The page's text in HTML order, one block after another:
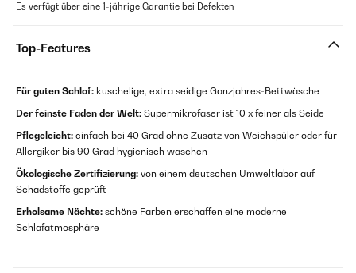
Es verfügt über eine 1-jährige Garantie bei Defekten
Top-Features
Für guten Schlaf: kuschelige, extra seidige Ganzjahres-Bettwäsche
Der feinste Faden der Welt: Supermikrofaser ist 10 x feiner als Seide
Pflegeleicht: einfach bei 40 Grad ohne Zusatz von Weichspüler oder für
Allergiker bis 90 Grad hygienisch waschen
Ökologische Zertifizierung: von einem deutschen Umweltlabor auf
Schadstoffe geprüft
Erholsame Nächte: schöne Farben erschaffen eine moderne
Schlafatmosphäre